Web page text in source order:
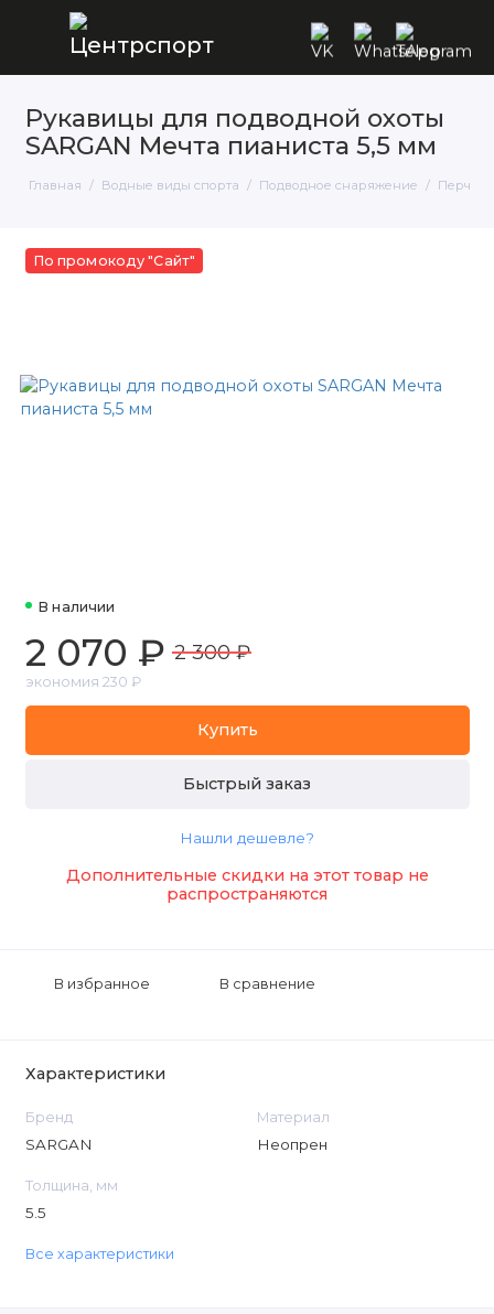
Рукавицы для подводной охоты
SARGAN Мечта пианиста 5,5 мм
Главная Водные виды спорта Подводное снаряжение
По промокоду "Сайт"
В наличии
2 070 ₽ 2 300 ₽
экономия 230 ₽
Купить
Быстрый заказ
Нашли дешевле?
Дополнительные скидки на этот товар не
распространяются
В избранное В сравнение
Характеристики
Бренд
SARGAN
Материал
Неопрен
Толщина, мм
5.5
Все характеристики